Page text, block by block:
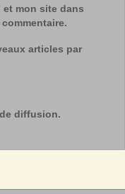
et mon site dans
articles par
diffusion.